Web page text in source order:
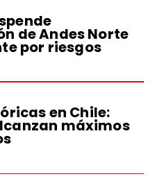
de Andes Norte
por riesgos
en Chile:
máximos